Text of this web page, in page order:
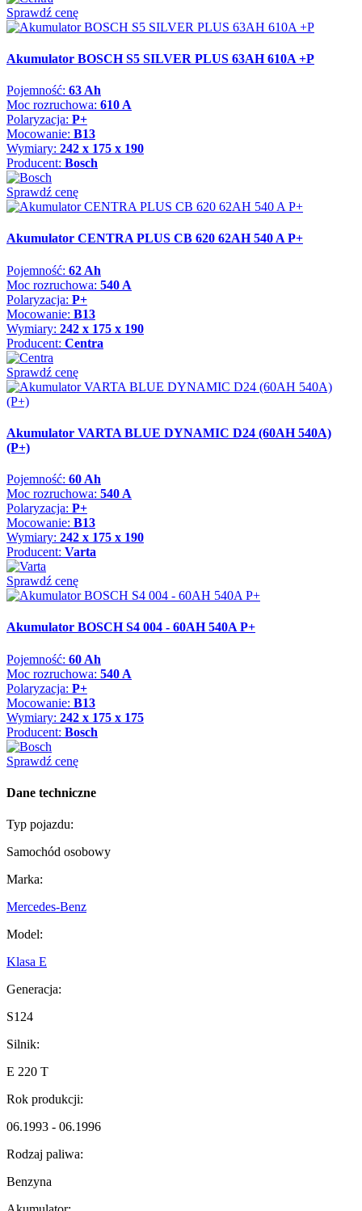
Sprawdź cenę
Akumulator BOSCH S5 SILVER PLUS 63AH 610A +P
Pojemność: 63 Ah
Moc rozruchowa: 610 A
Polaryzacja: P+
Mocowanie: B13
Wymiary: 242 x 175 x 190
Producent: Bosch
Sprawdź cenę
Akumulator CENTRA PLUS CB 620 62AH 540 A P+
Pojemność: 62 Ah
Moc rozruchowa: 540 A
Polaryzacja: P+
Mocowanie: B13
Wymiary: 242 x 175 x 190
Producent: Centra
Sprawdź cenę
Akumulator VARTA BLUE DYNAMIC D24 (60AH 540A)
(P+)
Pojemność: 60 Ah
Moc rozruchowa: 540 A
Polaryzacja: P+
Mocowanie: B13
Wymiary: 242 x 175 x 190
Producent: Varta
Sprawdź cenę
Akumulator BOSCH S4 004 - 60AH 540A P+
Pojemność: 60 Ah
Moc rozruchowa: 540 A
Polaryzacja: P+
Mocowanie: B13
Wymiary: 242 x 175 x 175
Producent: Bosch
Sprawdź cenę
Dane techniczne
Typ pojazdu:
Samochód osobowy
Marka:
Mercedes-Benz
Model:
Klasa E
Generacja:
S124
Silnik:
E 220 T
Rok produkcji:
06.1993 - 06.1996
Rodzaj paliwa:
Benzyna